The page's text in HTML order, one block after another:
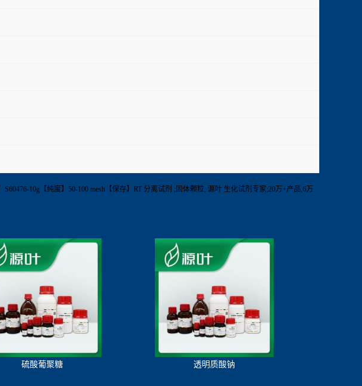
10g【纯度】50-100 mesh【保存】RT 分离试剂 ;固体颗粒; 源叶 生化试剂专家;20万+产品,6万
硫酸葡聚糖 透明质酸钠